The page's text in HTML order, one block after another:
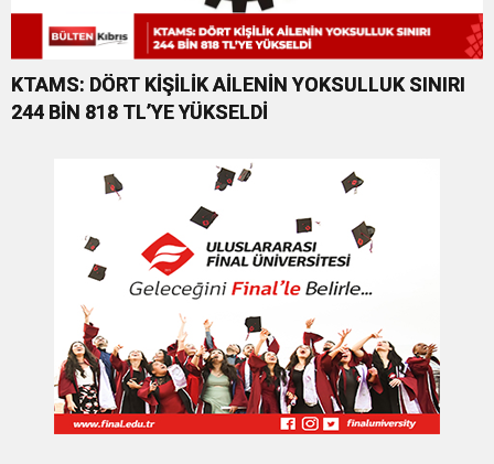
KTAMS: DÖRT KİŞİLİK AİLENİN YOKSULLUK SINIRI
244 BİN 818 TL’YE YÜKSELDİ